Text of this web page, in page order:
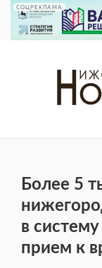
СОЦРЕКЛАМА
Более 5
в
прием к